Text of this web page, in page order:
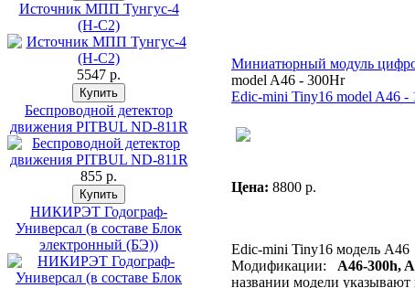
Источник МПП Тунгус-4
(Н-С2)
5547 p.
Беспроводной детектор
движения PITBUL ND-811R
855 p.
НИКИРЭТ Годограф-
Универсал (в составе Блок
электронный (БЭ))
Миниатюрный модуль
model A46 - 300Hr
Edic-mini Tiny16 model A46 -
Цена: 8800 p.
Edic-mini Tiny16 модель A46
Модификации: A46-300h,
названии модели указывают